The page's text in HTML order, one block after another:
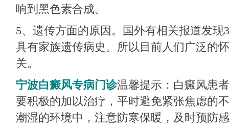
响到黑色素合成。
5、遗传方面的原因。国外有相关报道发现
具有家族遗传病史。所以目前人们广泛的
关。
宁波白癜风专病门诊温馨提示：白癜风患
要积极的加以治疗，平时避免紧张焦虑的
潮湿的环境中，注意防寒保暖，及时预防